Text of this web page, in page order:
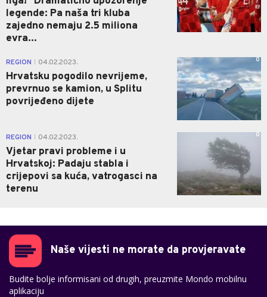
legende: Pa naša tri kluba
zajedno nemaju 2.5 miliona
evra...
REGION 04.02.2023.
Hrvatsku pogodilo nevrijeme,
prevrnuo se kamion, u Splitu
povrijeđeno dijete
0
REGION 04.02.2023.
Vjetar pravi probleme i u
Hrvatskoj: Padaju stabla i
crijepovi sa kuća, vatrogasci na
terenu
0
Naše vijesti ne morate da provjeravate
Budite bolje informisani od drugih, preuzmite Mondo mobilnu
aplikaciju